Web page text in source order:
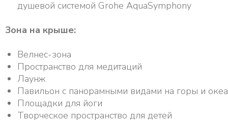
душевой системой Grohe AquaSymphony
Зона на крыше:
Велнес-зона
Пространство для медитаций
Лаунж
Павильон с панорамными видами на горы и
Площадки для йоги
Творческое пространство для детей